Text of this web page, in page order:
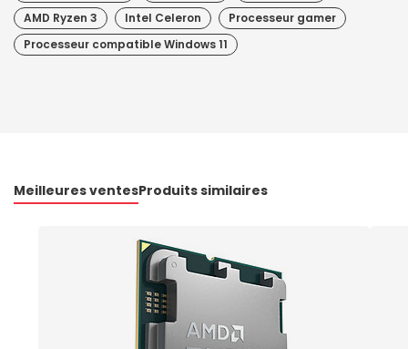
AMD Ryzen 3
Intel Celeron
Processeur gamer
Processeur compatible Windows 11
Meilleures ventesProduits similaires